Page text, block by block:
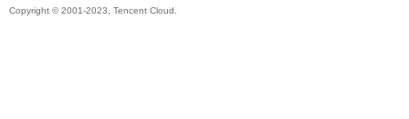
Copyright © 2001-2023, Tencent Cloud.